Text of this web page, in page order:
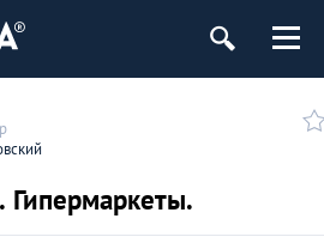
Гипермаркеты.